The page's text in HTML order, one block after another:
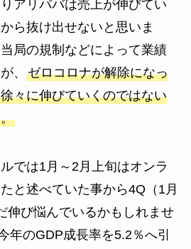
アリババは売上が伸びてい
ら抜け出せないと思いま
局の規制などによって業績
、 ゼロコロナが解除になっ
々に伸びていくのではない
では1月～2月上旬はオンラ
と述べていた事から4Q（1月
伸び悩んでいるかもしれませ
年のGDP成長率を5.2％へ引